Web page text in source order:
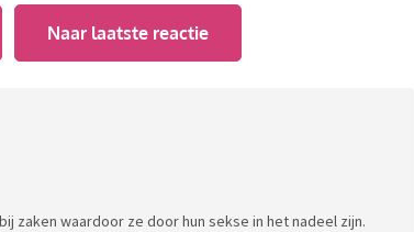
we natuurlijk helemaal niet. En al helemaal niet
vinden. Vaak denk ik: als dit over een (bekende)
dan was het wél foute boel. Wat gaat hier
meer mogen fluiten naar vrouwen, er geen
mogen worden, waarom over mannen dan wel?
Naar laatste reactie
zaken waardoor ze door hun sekse in het nadeel zijn.